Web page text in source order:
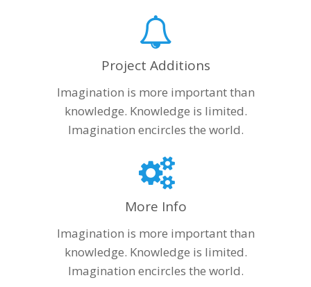
Project Additions
Imagination is more important than
knowledge. Knowledge is limited.
Imagination encircles the world.
More Info
Imagination is more important than
knowledge. Knowledge is limited.
Imagination encircles the world.